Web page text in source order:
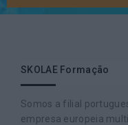
SKOLAE Formação
Somos a filial
empresa europeia